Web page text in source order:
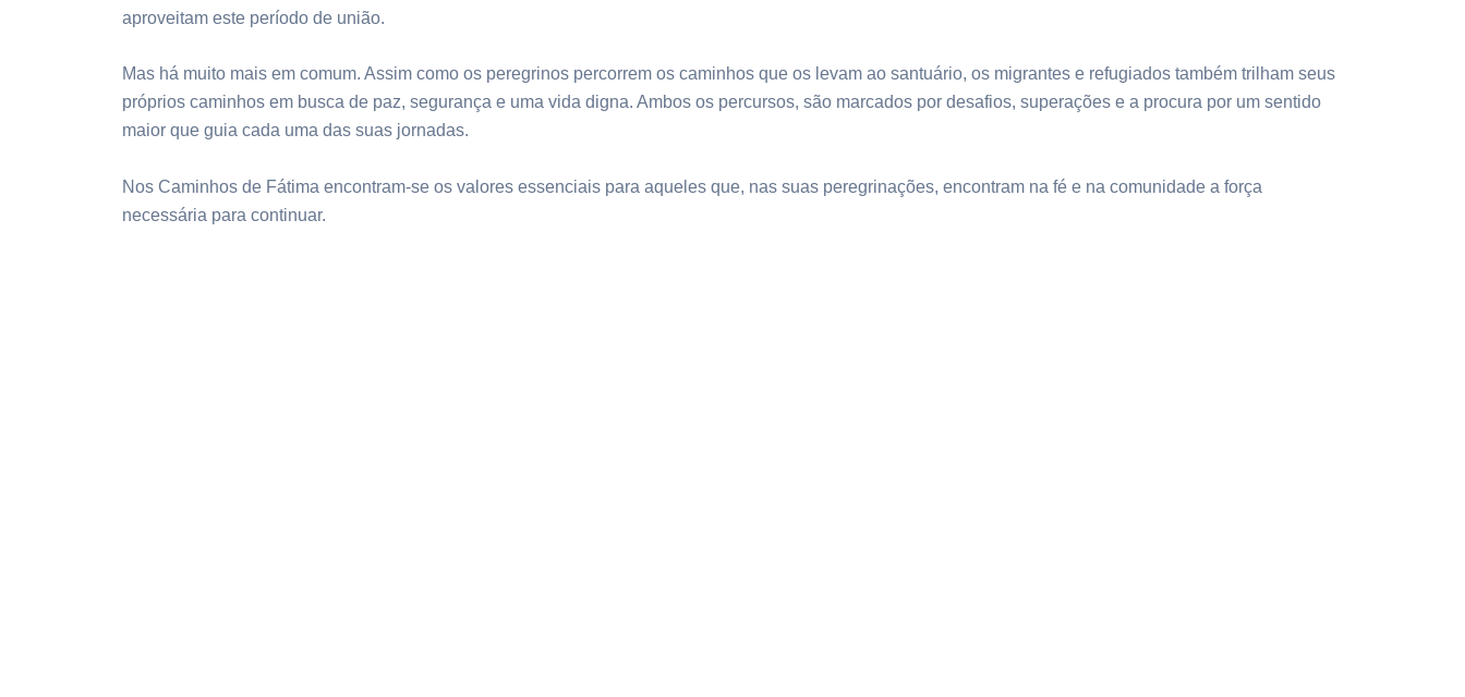
aproveitam este período de união.
Mas há muito mais em comum. Assim como os peregrinos percorrem os caminhos que os levam ao santuário, os migrantes e refugiados também trilham seus
próprios caminhos em busca de paz, segurança e uma vida digna. Ambos os percursos, são marcados por desafios, superações e a procura por um sentido
maior que guia cada uma das suas jornadas.
Nos Caminhos de Fátima encontram-se os valores essenciais para aqueles que, nas suas peregrinações, encontram na fé e na comunidade a força
necessária para continuar.